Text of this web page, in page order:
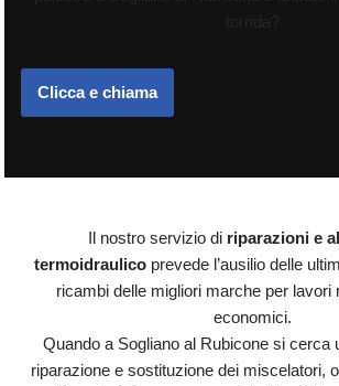
Clicca e chiama
Il nostro servizio di riparazioni e
termoidraulico prevede l’ausilio delle
ricambi delle migliori marche per lavori
economici.
Quando a Sogliano al Rubicone si cerca
riparazione e sostituzione dei miscelatori,